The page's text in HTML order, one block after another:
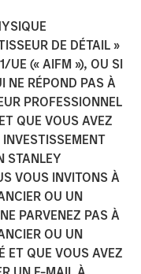
DE DÉTAIL »
UE (« AIFM »), OU SI
NE RÉPOND PAS À
PROFESSIONNEL
QUE VOUS AVEZ
STANLEY
VOUS INVITONS À
OU UN
PARVENEZ PAS À
OU UN
ET QUE VOUS AVEZ
and
Venture Growth
strategy